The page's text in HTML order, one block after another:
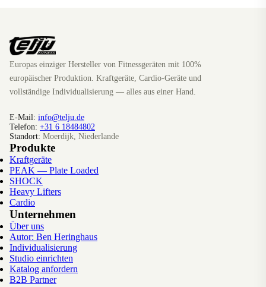
Europas einziger Hersteller von Fitnessgeräten mit 100%
europäischer Produktion. Kraftgeräte, Cardio-Geräte und
vollständige Individualisierung — alles aus einer Hand.
E-Mail: info@telju.de
Telefon: +31 6 18484802
Standort: Moerdijk, Niederlande
Produkte
Kraftgeräte
PEAK — Plate Loaded
SHOCK
Heavy Lifters
Cardio
Unternehmen
Über uns
Autor: Ben Heringhaus
Individualisierung
Studio einrichten
Katalog anfordern
B2B Partner